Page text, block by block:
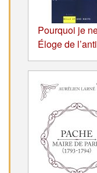
Pourquoi je
Éloge de